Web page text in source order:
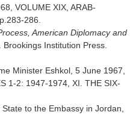
VOLUME XIX, ARAB-
286.
American Diplomacy and
Brookings Institution Press.
Minister Eshkol, 5 June 1967,
1-2: 1947-1974, XI. THE SIX-
to the Embassy in Jordan,